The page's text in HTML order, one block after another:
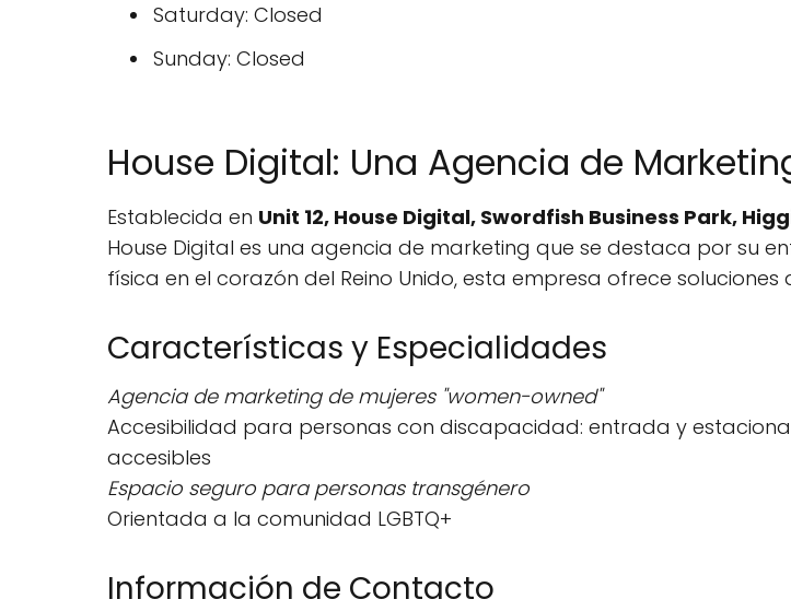
Saturday: Closed
Sunday: Closed
House Digital: Una Agencia de
Establecida en Unit 12, House Digital, Swordfish Business Park,
House Digital es una agencia de marketing que se destaca por su
física en el corazón del Reino Unido, esta empresa ofrece
Características y Especialidades
Agencia de marketing de mujeres "women-owned"
Accesibilidad para personas con discapacidad: entrada y
accesibles
Espacio seguro para personas transgénero
Orientada a la comunidad LGBTQ+
Información de Contacto